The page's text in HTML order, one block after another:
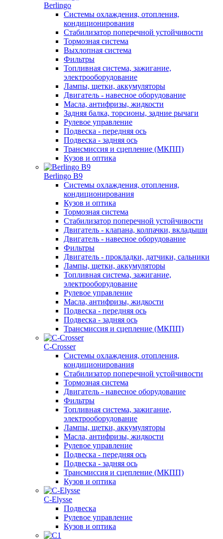
Berlingo
Системы охлаждения, отопления,
кондиционирования
Стабилизатор поперечной устойчивости
Тормозная система
Выхлопная система
Фильтры
Топливная система, зажигание,
электрооборудование
Лампы, щетки, аккумуляторы
Двигатель - навесное оборудование
Масла, антифризы, жидкости
Задняя балка, торсионы, задние рычаги
Рулевое управление
Подвеска - передняя ось
Подвеска - задняя ось
Трансмиссия и сцепление (МКПП)
Кузов и оптика
Berlingo B9
Системы охлаждения, отопления,
кондиционирования
Кузов и оптика
Тормозная система
Стабилизатор поперечной устойчивости
Двигатель - клапана, колпачки, вкладыши
Двигатель - навесное оборудование
Фильтры
Двигатель - прокладки, датчики, сальники
Лампы, щетки, аккумуляторы
Топливная система, зажигание,
электрооборудование
Рулевое управление
Масла, антифризы, жидкости
Подвеска - передняя ось
Подвеска - задняя ось
Трансмиссия и сцепление (МКПП)
С-Сrosser
Системы охлаждения, отопления,
кондиционирования
Стабилизатор поперечной устойчивости
Тормозная система
Двигатель - навесное оборудование
Фильтры
Топливная система, зажигание,
электрооборудование
Лампы, щетки, аккумуляторы
Масла, антифризы, жидкости
Рулевое управление
Подвеска - передняя ось
Подвеска - задняя ось
Трансмиссия и сцепление (МКПП)
Кузов и оптика
C-Elysse
Подвеска
Рулевое управление
Кузов и оптика